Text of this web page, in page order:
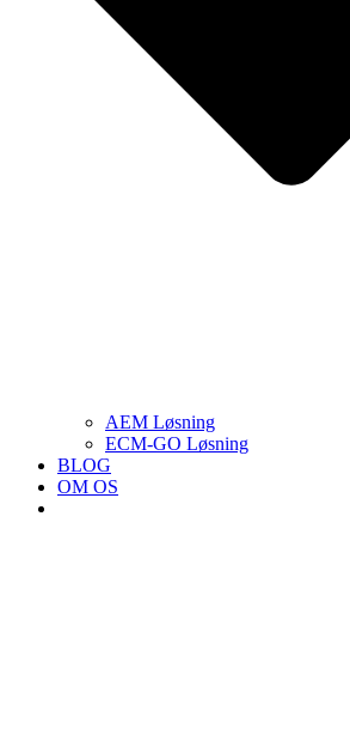
AEM Løsning
ECM-GO Løsning
BLOG
OM OS